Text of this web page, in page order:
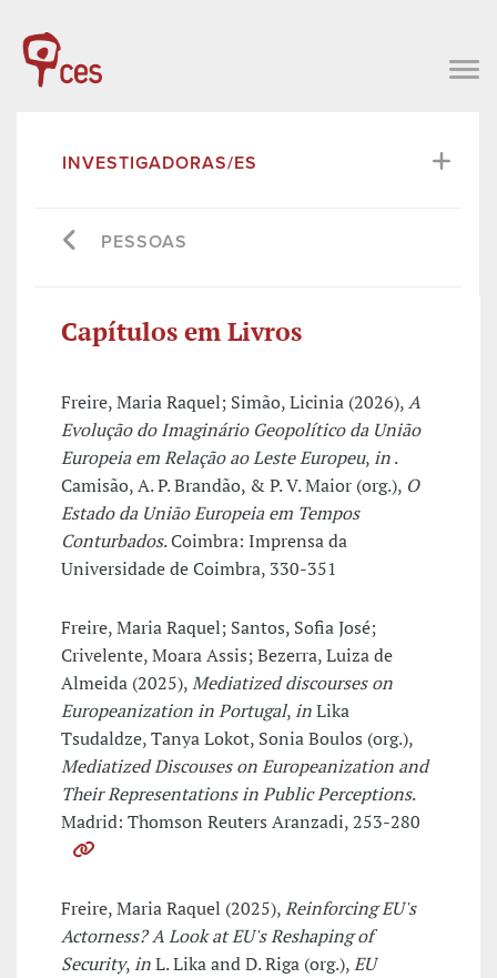
INVESTIGADORAS/ES
PESSOAS
Capítulos em Livros
Freire, Maria Raquel; Simão, Licinia (2026),A
Evolução do Imaginário Geopolítico da União
Europeia em Relação ao Leste Europeu,in.
Camisão, A. P. Brandão, & P. V. Maior (org.), O
Estado da União Europeia em Tempos
Conturbados. Coimbra: Imprensa da
Universidade de Coimbra, 330-351
Freire, Maria Raquel; Santos, Sofia José;
Crivelente, Moara Assis; Bezerra, Luiza de
Almeida (2025),Mediatized discourses on
Europeanization in Portugal,inLika
Tsudaldze, Tanya Lokot, Sonia Boulos (org.),
Mediatized Discouses on Europeanization and
Their Representations in Public Perceptions.
Madrid: Thomson Reuters Aranzadi, 253-280
Freire, Maria Raquel (2025),Reinforcing EU's
Actorness? A Look at EU's Reshaping of
Security,inL. Lika and D. Riga (org.),EU